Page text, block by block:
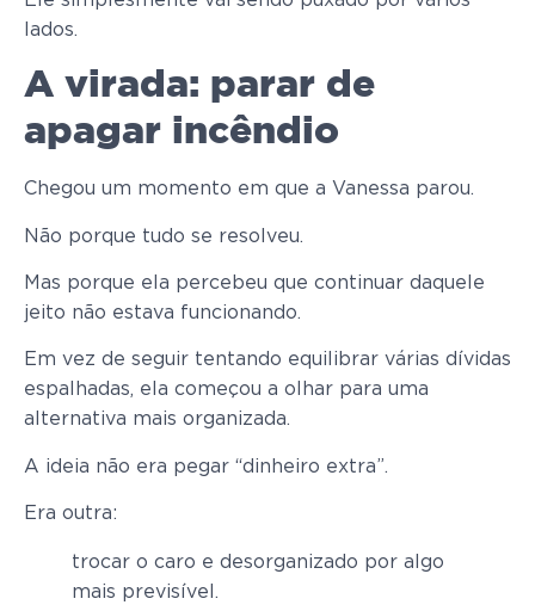
lados.
A virada: parar de
apagar incêndio
Chegou um momento em que a Vanessa parou.
Não porque tudo se resolveu.
Mas porque ela percebeu que continuar daquele
jeito não estava funcionando.
Em vez de seguir tentando equilibrar várias dívidas
espalhadas, ela começou a olhar para uma
alternativa mais organizada.
A ideia não era pegar “dinheiro extra”.
Era outra:
trocar o caro e desorganizado por algo
mais previsível.